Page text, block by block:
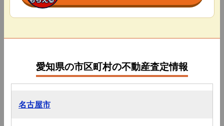
愛知県の市区町村の不動産査定情報
名古屋市